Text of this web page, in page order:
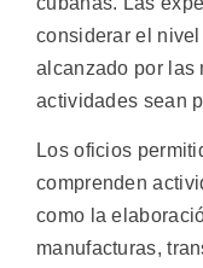
considerar el
alcanzado por las
actividades sean
Los oficios
comprenden
como la
manufacturas,